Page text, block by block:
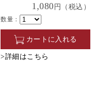
1,080 円（税込）
数量：
カートに入れる
>詳細はこちら